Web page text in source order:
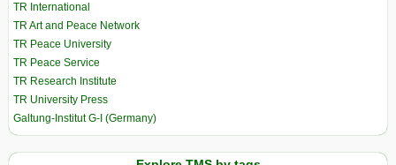
TR International
TR Art and Peace Network
TR Peace University
TR Peace Service
TR Research Institute
TR University Press
Galtung-Institut G-I (Germany)